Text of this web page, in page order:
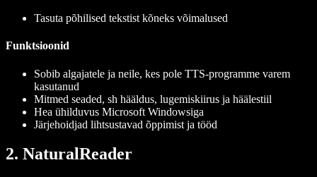
Tasuta põhilised tekstist kõneks võimalused
Funktsioonid
Sobib algajatele ja neile, kes pole TTS-programme varem
kasutanud
Mitmed seaded, sh hääldus, lugemiskiirus ja häälestiil
Hea ühilduvus Microsoft Windowsiga
Järjehoidjad lihtsustavad õppimist ja tööd
2. NaturalReader